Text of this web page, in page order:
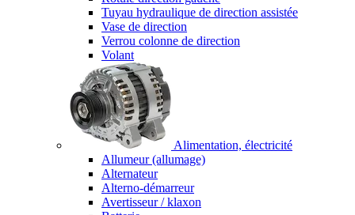
Tuyau hydraulique de direction assistée
Vase de direction
Verrou colonne de direction
Volant
Alimentation, électricité
Allumeur (allumage)
Alternateur
Alterno-démarreur
Avertisseur / klaxon